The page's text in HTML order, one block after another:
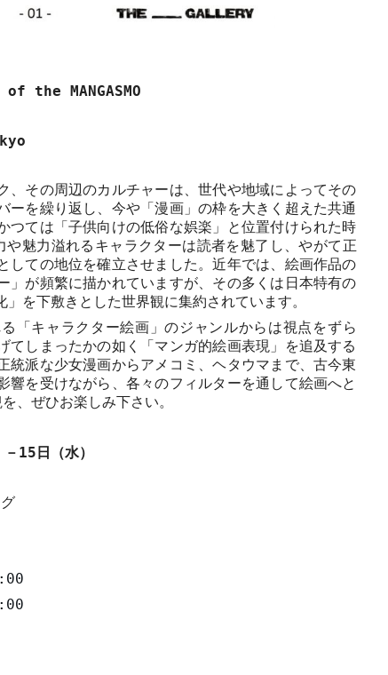
the MANGASMO
、その周辺のカルチャーは、世代や地域によってその
ーを繰り返し、今や「漫画」の枠を大きく超えた共通
つては「子供向けの低俗な娯楽」と位置付けられた時
魅力溢れるキャラクターは読者を魅了し、やがて正
しての地位を確立させました。近年では、絵画作品の
」が頻繁に描かれていますが、その多くは日本特有の
」を下敷きとした世界観に集約されています。
「キャラクター絵画」のジャンルからは視点をずら
てしまったかの如く「マンガ的絵画表現」を追及する
統派な少女漫画からアメコミ、ヘタウマまで、古今東
響を受けながら、各々のフィルターを通して絵画へと
、ぜひお楽しみ下さい。
15 日（水）